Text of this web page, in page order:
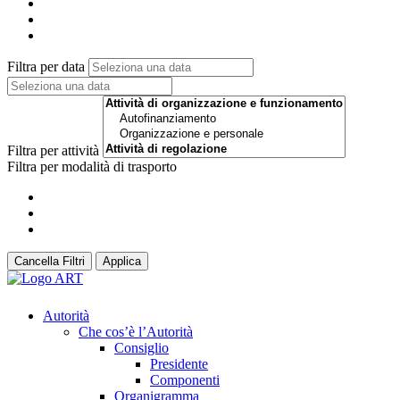
Filtra per data
Filtra per attività
Filtra per modalità di trasporto
Cancella Filtri Applica
Autorità
Che cos’è l’Autorità
Consiglio
Presidente
Componenti
Organigramma